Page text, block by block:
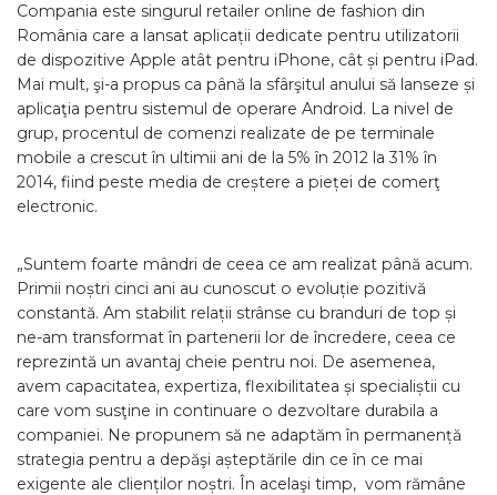
Compania este singurul retailer online de fashion din
România care a lansat aplicații dedicate pentru utilizatorii
de dispozitive Apple atât pentru iPhone, cât și pentru iPad.
Mai mult, şi-a propus ca până la sfârşitul anului să lanseze și
aplicaţia pentru sistemul de operare Android. La nivel de
grup, procentul de comenzi realizate de pe terminale
mobile a crescut în ultimii ani de la 5% în 2012 la 31% în
2014, fiind peste media de creștere a pieței de comerţ
electronic.
„Suntem foarte mândri de ceea ce am realizat până acum.
Primii noștri cinci ani au cunoscut o evoluție pozitivă
constantă. Am stabilit relații strânse cu branduri de top și
ne-am transformat în partenerii lor de încredere, ceea ce
reprezintă un avantaj cheie pentru noi. De asemenea,
avem capacitatea, expertiza, flexibilitatea și specialiștii cu
care vom susţine in continuare o dezvoltare durabila a
companiei. Ne propunem să ne adaptăm în permanență
strategia pentru a depăşi așteptările din ce în ce mai
exigente ale clienților noștri. În acelaşi timp, vom rămâne